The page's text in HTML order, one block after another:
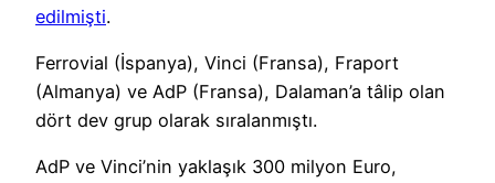
edilmişti.
Ferrovial (İspanya), Vinci (Fransa), Fraport
(Almanya) ve AdP (Fransa), Dalaman’a tâlip olan
dört dev grup olarak sıralanmıştı.
AdP ve Vinci’nin yaklaşık 300 milyon Euro,